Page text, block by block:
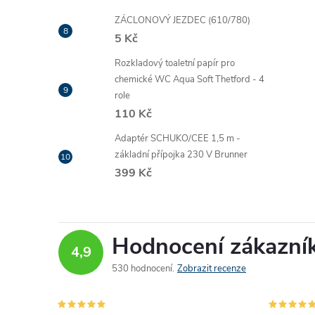
ZÁCLONOVÝ JEZDEC (610/780)
5 Kč
Rozkladový toaletní papír pro
chemické WC Aqua Soft Thetford - 4
role
110 Kč
Adaptér SCHUKO/CEE 1,5 m -
základní přípojka 230 V Brunner
399 Kč
4,9 Hodnocení
530 hodnocení Zobrazit recenze